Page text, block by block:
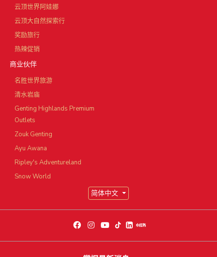
云顶世界阿娃娜
云顶大自然探索行
奖励旅行
热辣促销
商业伙伴
名胜世界旅游
清水岩庙
Genting Highlands Premium
Outlets
Zouk Genting
Ayu Awana
Ripley's Adventureland
Snow World
简体中文